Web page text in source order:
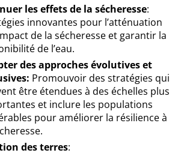
les effets de la sécheresse:
innovantes pour l’atténuation
de la sécheresse et garantir la
de l’eau.
des approches évolutives et
Promouvoir des stratégies qui
être étendues à des échelles plus
et inclure les populations
pour améliorer la résilience à
des terres: